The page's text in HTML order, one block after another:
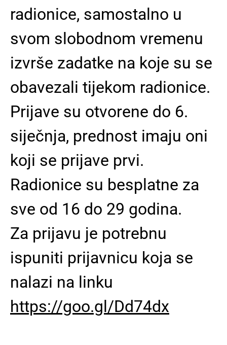
radionice, samostalno u
svom slobodnom vremenu
izvrše zadatke na koje su se
obavezali tijekom radionice.
Prijave su otvorene do 6.
siječnja, prednost imaju oni
koji se prijave prvi.
Radionice su besplatne za
sve od 16 do 29 godina.
Za prijavu je potrebnu
ispuniti prijavnicu koja se
nalazi na linku
https://goo.gl/Dd74dx